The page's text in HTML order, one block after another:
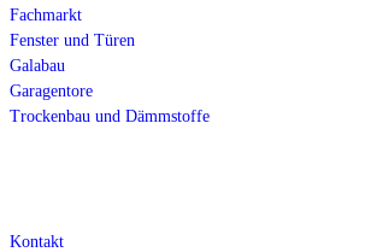
Fachmarkt
Fenster und Türen
Galabau
Garagentore
Trockenbau und Dämmstoffe
Kontakt